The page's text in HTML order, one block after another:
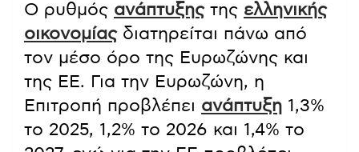
Ο ρυθμός ανάπτυξηςτης ελληνικής
οικονομίαςδιατηρείται πάνω από
τον μέσο όρο της Ευρωζώνης και
της ΕΕ. Για την Ευρωζώνη, η
Επιτροπή προβλέπει ανάπτυξη 1,3%
το 2025, 1,2% το 2026 και 1,4% το